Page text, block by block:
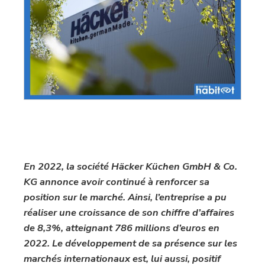
En 2022, la société Häcker Küchen GmbH & Co.
KG annonce avoir continué à renforcer sa
position sur le marché. Ainsi, l’entreprise a pu
réaliser une croissance de son chiffre d’affaires
de 8,3%, atteignant 786 millions d’euros en
2022. Le développement de sa présence sur les
marchés internationaux est, lui aussi, positif